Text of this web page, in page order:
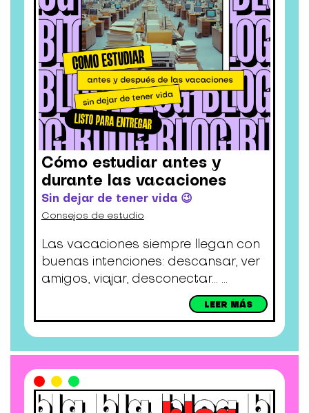
Cómo estudiar antes y
durante las vacaciones
Sin dejar de tener vida 😉
Consejos de estudio
Las vacaciones siempre llegan con
buenas intenciones: descansar, ver
amigos, viajar, desconectar... ...
LEER MÁS